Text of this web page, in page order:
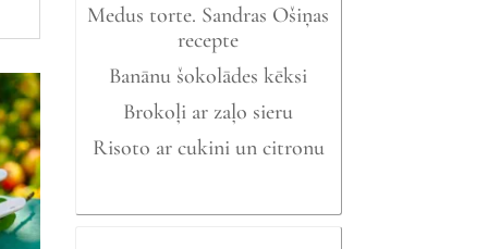
Medus torte. Sandras Ošiņas
recepte
Banānu šokolādes kēksi
Brokoļi ar zaļo sieru
Risoto ar cukini un citronu